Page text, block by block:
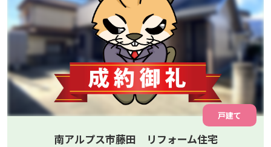
戸建て
南アルプス市藤田 リフォーム住宅